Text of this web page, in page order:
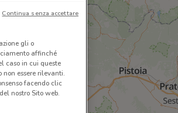
gli o
affinché
caso in cui queste
essere rilevanti.
facendo clic
nostro Sito web.
Continua senza accettare